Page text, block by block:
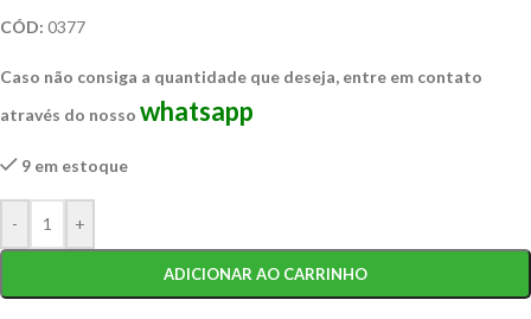
CÓD: 0377
Caso não consiga a quantidade que deseja, entre em contato
através do nosso whatsapp
9 em estoque
- +
ADICIONAR AO CARRINHO